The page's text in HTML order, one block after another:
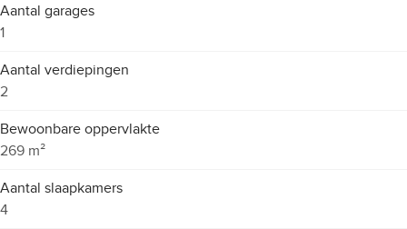
Aantal garages
1
Aantal verdiepingen
2
Bewoonbare oppervlakte
269 m²
Aantal slaapkamers
4